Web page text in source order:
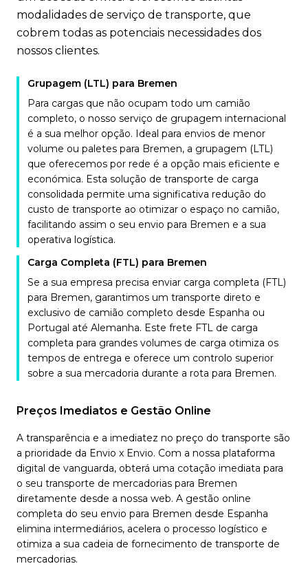
modalidades de serviço de transporte, que
cobrem todas as potenciais necessidades dos
nossos clientes.
Grupagem (LTL) para Bremen
Para cargas que não ocupam todo um camião
completo, o nosso serviço de grupagem internacional
é a sua melhor opção. Ideal para envios de menor
volume ou paletes para Bremen, a grupagem (LTL)
que oferecemos por rede é a opção mais eficiente e
económica. Esta solução de transporte de carga
consolidada permite uma significativa redução do
custo de transporte ao otimizar o espaço no camião,
facilitando assim o seu envio para Bremen e a sua
operativa logística.
Carga Completa (FTL) para Bremen
Se a sua empresa precisa enviar carga completa (FTL)
para Bremen, garantimos um transporte direto e
exclusivo de camião completo desde Espanha ou
Portugal até Alemanha. Este frete FTL de carga
completa para grandes volumes de carga otimiza os
tempos de entrega e oferece um controlo superior
sobre a sua mercadoria durante a rota para Bremen.
Preços Imediatos e Gestão Online
A transparência e a imediatez no preço do transporte são
a prioridade da Envio x Envio. Com a nossa plataforma
digital de vanguarda, obterá uma cotação imediata para
o seu transporte de mercadorias para Bremen
diretamente desde a nossa web. A gestão online
completa do seu envio para Bremen desde Espanha
elimina intermediários, acelera o processo logístico e
otimiza a sua cadeia de fornecimento de transporte de
mercadorias.